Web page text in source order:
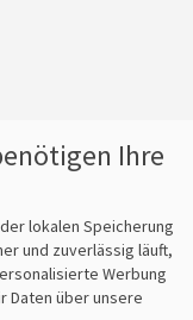
Ihre
lokalen Speicherung
und zuverlässig läuft,
Werbung
Daten über unsere